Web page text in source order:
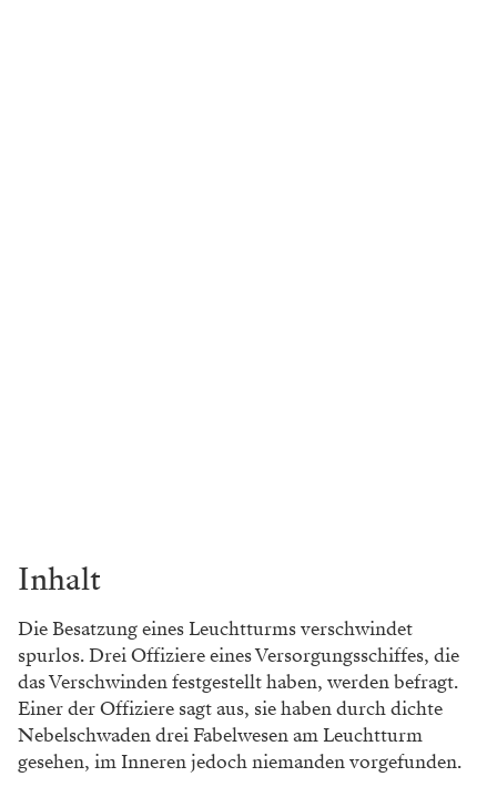
Inhalt
Die Besatzung eines Leuchtturms verschwindet
spurlos. Drei Offiziere eines Versorgungsschiffes, die
das Verschwinden festgestellt haben, werden befragt.
Einer der Offiziere sagt aus, sie haben durch dichte
Nebelschwaden drei Fabelwesen am Leuchtturm
gesehen, im Inneren jedoch niemanden vorgefunden.